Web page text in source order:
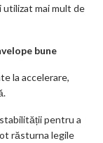
utilizat mai mult de
bune
la accelerare,
pentru a
răsturna legile